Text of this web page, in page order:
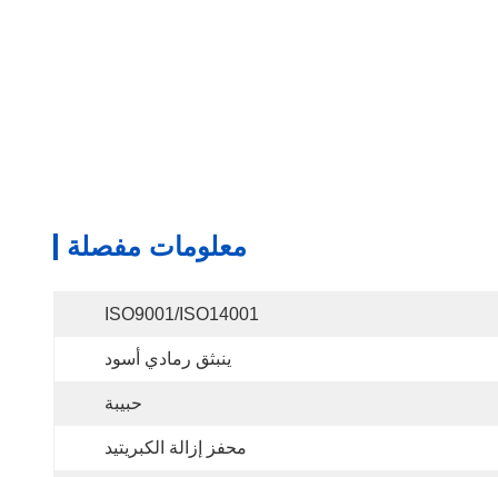
معلومات مفصلة
ISO9001/ISO14001
ينبثق رمادي أسود
حبيبة
محفز إزالة الكبريتيد